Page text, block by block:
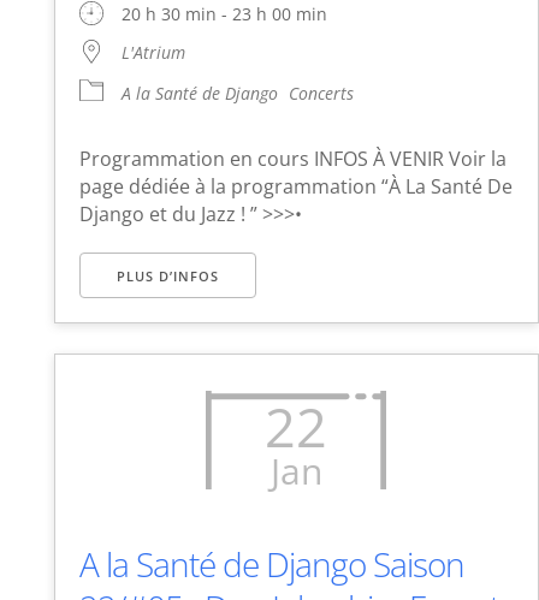
20 h 30 min - 23 h 00 min
L'Atrium
A la Santé de Django Concerts
Programmation en cours INFOS À VENIR Voir la
page dédiée à la programmation “À La Santé De
Django et du Jazz ! ” >>>•
PLUS D’INFOS
22
Jan
A la Santé de Django Saison